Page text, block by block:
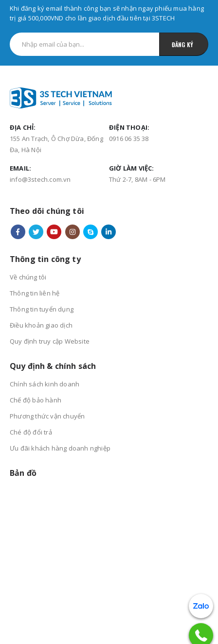
Khi đăng ký email thành công bạn sẽ nhận ngay phiếu mua hàng
trị giá 500,000VND cho lần giao dịch đầu tiên tại 3STECH
ĐỊA CHỈ:
155 An Trạch, Ô Chợ Dừa, Đống
Đa, Hà Nội
ĐIỆN THOẠI:
0916 06 35 38
EMAIL:
info@3stech.com.vn
GIỜ LÀM VIỆC:
Thứ 2-7, 8AM - 6PM
Theo dõi chúng tôi
Thông tin công ty
Về chúng tôi
Thông tin liên hệ
Thông tin tuyển dụng
Điều khoản giao dịch
Quy định truy cập Website
Quy định & chính sách
Chính sách kinh doanh
Chế độ bảo hành
Phương thức vận chuyển
Ché độ đổi trả
Ưu đãi khách hàng doanh nghiệp
Bản đồ